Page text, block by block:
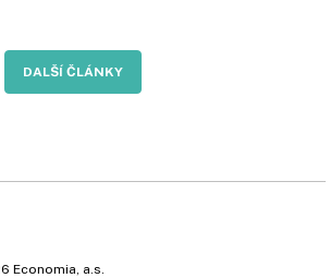
DALŠÍ ČLÁNKY
Economia, a.s.